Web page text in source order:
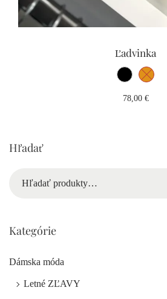
Ľadvinka
78,00 €
Hľadať
Kategórie
Dámska móda
Letné ZĽAVY